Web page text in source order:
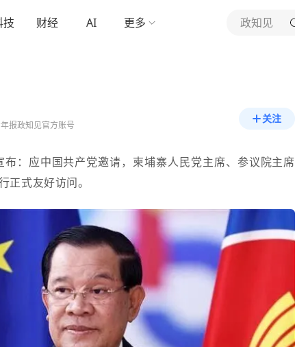
技 财经 AI 更多 政知见
报政知见官方账号
关注
：应中国共产党邀请，柬埔寨人民党主席、参议院主席
正式友好访问。